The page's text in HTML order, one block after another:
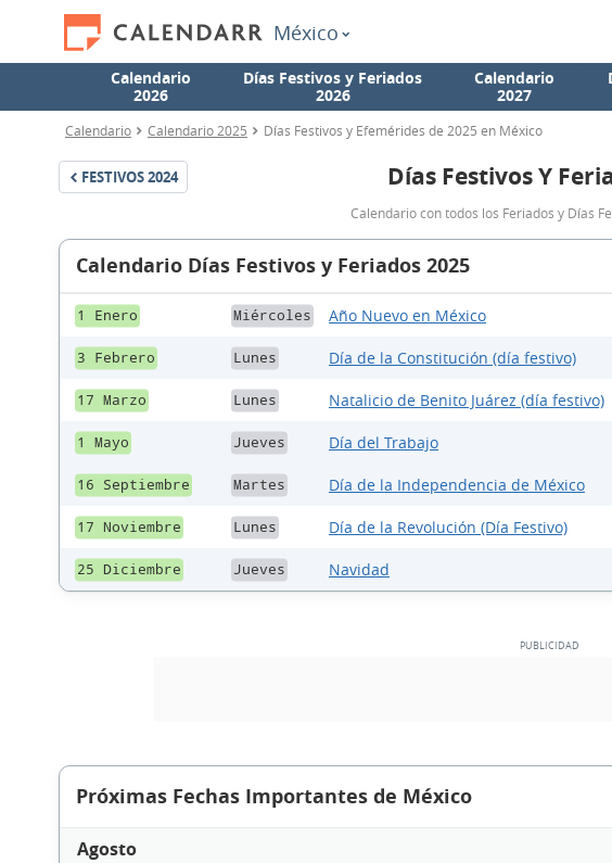
México
Calendario
2026
Días Festivos y Feriados
2026
Calendario
2027
Calendario Calendario 2025 Días Festivos y Efemérides de 2025 en México
FESTIVOS2024
Días
2025
Días Festivos Y
Calendario con todos los Feriados y Días
Calendario Días Festivos y Feriados 2025
1 Enero Miércoles Año Nuevo en México
3 Febrero Lunes Día de la Constitución (día festivo)
17 Marzo Lunes Natalicio de Benito Juárez (día festivo)
1 Mayo Jueves Día del Trabajo
16 Septiembre Martes Día de la Independencia de México
17 Noviembre Lunes Día de la Revolución (Día Festivo)
25 Diciembre Jueves Navidad
Próximas Fechas Importantes de México
Agosto